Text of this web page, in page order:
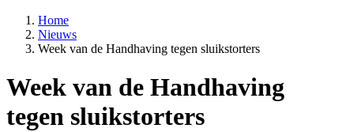
Home
Nieuws
Week van de Handhaving tegen sluikstorters
Week van de Handhaving
tegen sluikstorters